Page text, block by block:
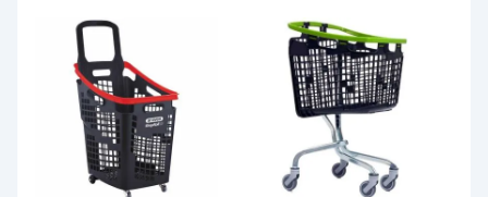
Image 1 sur 4 Image 1 sur 4